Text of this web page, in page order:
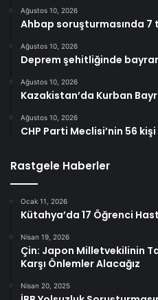
Ağustos 10, 2026
Ahbap soruşturmasında
Ağustos 10, 2026
Deprem şehitliğinde
Ağustos 10, 2026
Kazakistan’da Kurban
Ağustos 10, 2026
CHP Parti Meclisi’nin 56
Rastgele Haberler
Ocak 11, 2026
Kütahya’da 17 Öğrenci
Nisan 19, 2026
Çin: Japon Milletvekilinin
Karşı Önlemler Alacağız
Nisan 20, 2025